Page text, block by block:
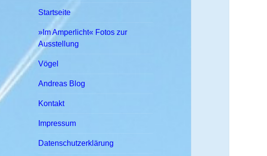
Startseite
»Im Amperlicht« Fotos zur
Ausstellung
Vögel
Andreas Blog
Kontakt
Impressum
Datenschutzerklärung